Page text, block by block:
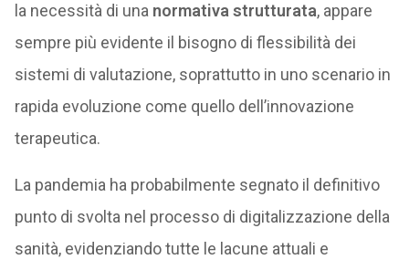
la necessità di una normativa strutturata, appare
sempre più evidente il bisogno di flessibilità dei
sistemi di valutazione, soprattutto in uno scenario in
rapida evoluzione come quello dell’innovazione
terapeutica.
La pandemia ha probabilmente segnato il definitivo
punto di svolta nel processo di digitalizzazione della
sanità, evidenziando tutte le lacune attuali e